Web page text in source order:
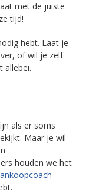
met de juiste
tijd!
hebt. Laat je
of wil je zelf
allebei.
als er soms
Maar je wil
houden we het